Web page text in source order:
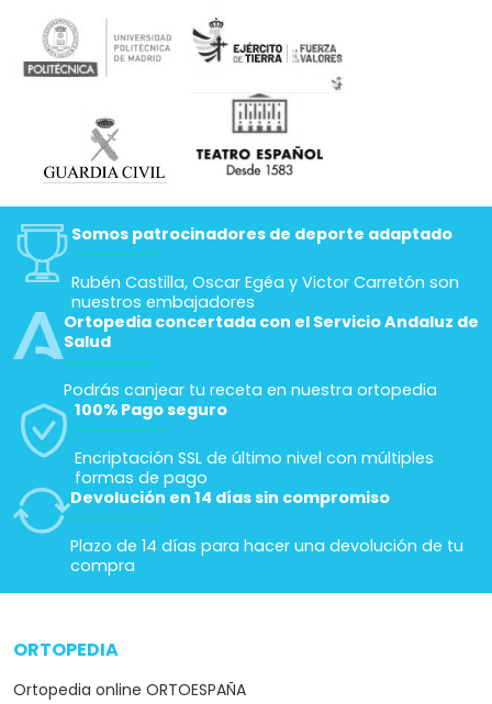
Somos patrocinadores de deporte adaptado
Rubén Castilla, Oscar Egéa y Victor Carretón son
nuestros embajadores
Ortopedia concertada con el Servicio Andaluz de
Salud
Podrás canjear tu receta en nuestra ortopedia
100% Pago seguro
Encriptación SSL de último nivel con múltiples
formas de pago
Devolución en 14 días sin compromiso
Plazo de 14 días para hacer una devolución de tu
compra
ORTOPEDIA
Ortopedia online ORTOESPAÑA